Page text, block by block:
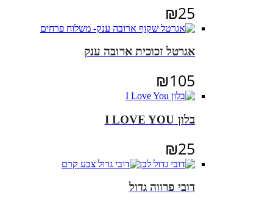
₪25
אגרטל זכוכית ארובה ענק
₪105
בלון I LOVE YOU
₪25
דובי פרווה גדול